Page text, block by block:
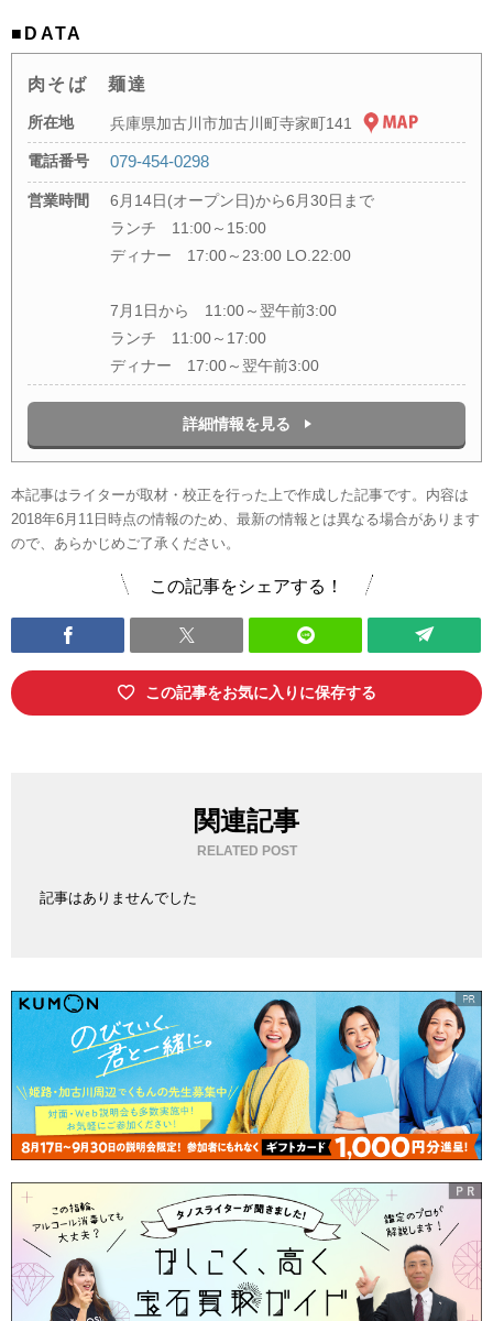
■DATA
肉そば 麺達
所在地 兵庫県加古川市加古川町寺家町141
電話番号 079-454-0298
営業時間
6月14日(オープン日)から6月30日まで
ランチ 11:00～15:00
ディナー 17:00～23:00 LO.22:00
7月1日から 11:00～翌午前3:00
ランチ 11:00～17:00
ディナー 17:00～翌午前3:00
詳細情報を見る
本記事はライターが取材・校正を行った上で作成した記事です。内容は
2018年6月11日時点の情報のため、最新の情報とは異なる場合があります
ので、あらかじめご了承ください。
この記事をシェアする！
この記事をお気に入りに保存する
関連記事
RELATED POST
記事はありませんでした